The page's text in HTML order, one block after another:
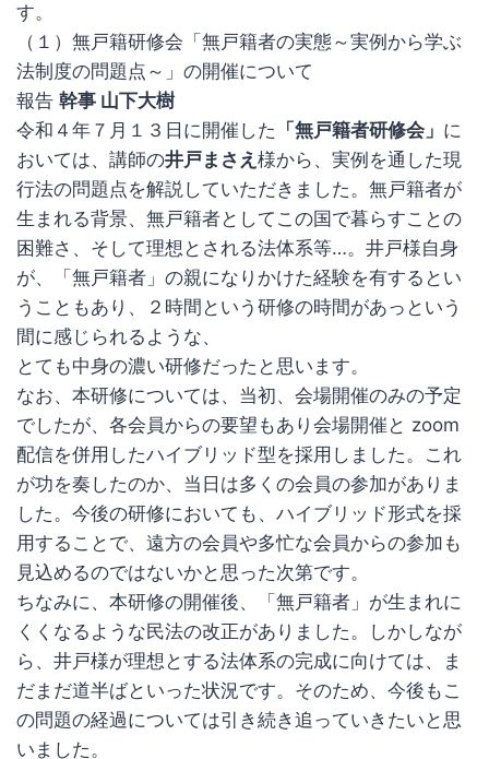
す。
（１）無戸籍研修会「無戸籍者の実態～実例から学ぶ
法制度の問題点～」の開催について
報告 幹事 山下大樹
令和４年７月１３日に開催した 「無戸籍者研修会」 に
おいては、講師の井戸まさえ 様から、実例を通した現
行法の問題点を解説していただきました。無戸籍者が
生まれる背景、無戸籍者としてこの国で暮らすことの
困難さ、そして理想とされる法体系等…。井戸様自身
が、「無戸籍者」の親になりかけた経験を有するとい
うこともあり、２時間という研修の時間があっという
間に感じられるような、
とても中身の濃い研修だったと思います。
なお、本研修については、当初、会場開催のみの予定
でしたが、各会員からの要望もあり会場開催と zoom
配信を併用したハイブリッド型を採用しました。これ
が功を奏したのか、当日は多くの会員の参加がありま
した。今後の研修においても、ハイブリッド形式を採
用することで、遠方の会員や多忙な会員からの参加も
見込めるのではないかと思った次第です。
ちなみに、本研修の開催後、「無戸籍者」が生まれに
くくなるような民法の改正がありました。しかしなが
ら、井戸様が理想とする法体系の完成に向けては、ま
だまだ道半ばといった状況です。そのため、今後もこ
の問題の経過については引き続き追っていきたいと思
いました。